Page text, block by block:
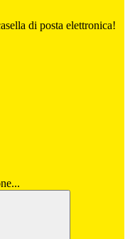
di posta elettronica!